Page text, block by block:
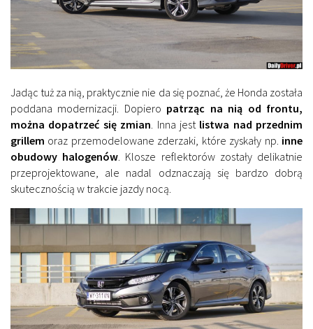
Jadąc tuż za nią, praktycznie nie da się poznać, że Honda została
poddana modernizacji. Dopiero patrząc na nią od frontu,
można dopatrzeć się zmian. Inna jest listwa nad przednim
grillem oraz przemodelowane zderzaki, które zyskały np. inne
obudowy halogenów. Klosze reflektorów zostały delikatnie
przeprojektowane, ale nadal odznaczają się bardzo dobrą
skutecznością w trakcie jazdy nocą.